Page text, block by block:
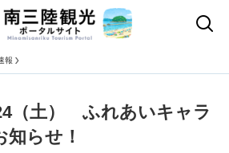
報
（土） ふれあいキャラ
らせ！